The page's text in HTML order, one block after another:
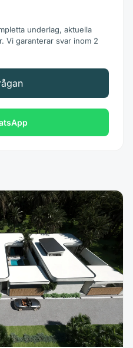
underlag, aktuella
Vi garanterar svar inom 2